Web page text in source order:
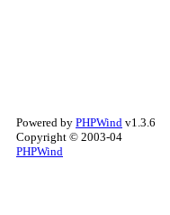
Powered by PHPWind v1.3.6
Copyright © 2003-04
PHPWind